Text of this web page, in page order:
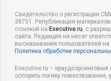
Свидетельство о регистрации
38751. Републикация материалов
ссылкой на Executive.ru, с
сайта. Редакция не несет
высказывания пользователей на
Политика обработки
Executive.ru –
оспорить логику